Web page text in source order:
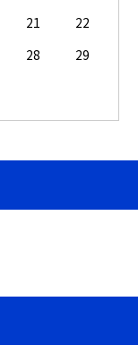
21
22
28
29